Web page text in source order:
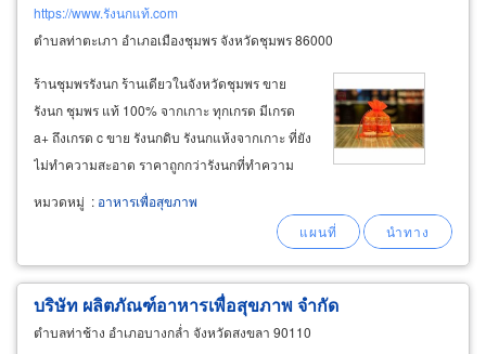
https://www.รังนกแท้.com
ตำบลท่าตะเภา อำเภอเมืองชุมพร จังหวัดชุมพร 86000
ร้านชุมพรรังนก ร้านเดียวในจังหวัดชุมพร ขาย
รังนก ชุมพร แท้ 100% จากเกาะ ทุกเกรด มีเกรด
a+ ถึงเกรด c ขาย รังนกดิบ รังนกแห้งจากเกาะ ที่ยัง
ไม่ทำความสะอาด ราคาถูกกว่ารังนกที่ทำความ
สะอาดแล้ว ขาย รังนกแห้ง เอี้ยงซี ที่ทำความ
สะอาดแล้วสำหรับลูกค้านำไปต้มทานเอง ซื้อเป็น
หมวดหมู่ : อาหารเพื่อสุขภาพ
บริษัท ผลิตภัณฑ์อาหารเพื่อสุขภาพ จำกัด
ตำบลท่าช้าง อำเภอบางกล่ำ จังหวัดสงขลา 90110